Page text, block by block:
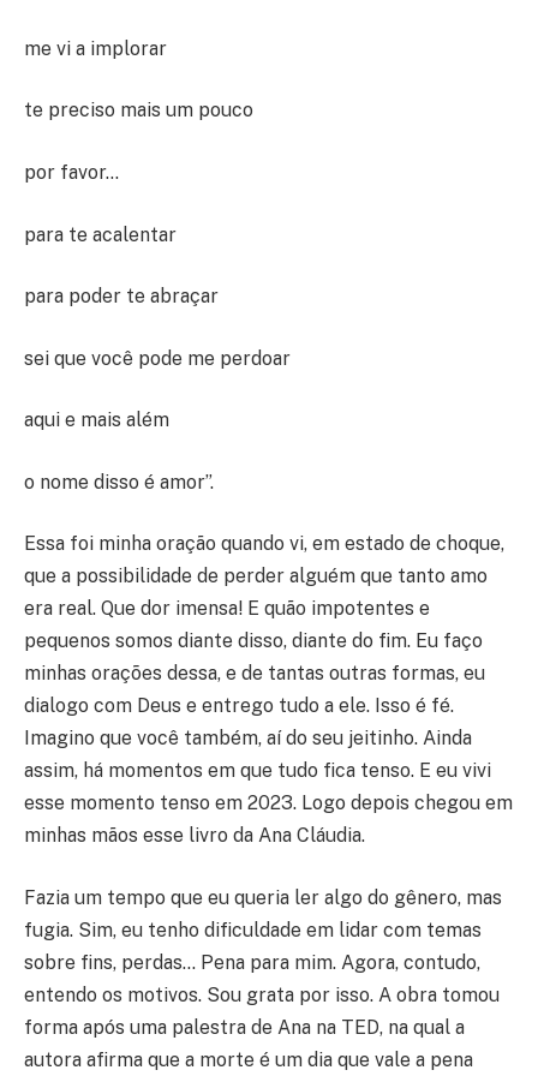
me vi a implorar
te preciso mais um pouco
por favor…
para te acalentar
para poder te abraçar
sei que você pode me perdoar
aqui e mais além
o nome disso é amor”.
Essa foi minha oração quando vi, em estado de choque,
que a possibilidade de perder alguém que tanto amo
era real. Que dor imensa! E quão impotentes e
pequenos somos diante disso, diante do fim. Eu faço
minhas orações dessa, e de tantas outras formas, eu
dialogo com Deus e entrego tudo a ele. Isso é fé.
Imagino que você também, aí do seu jeitinho. Ainda
assim, há momentos em que tudo fica tenso. E eu vivi
esse momento tenso em 2023. Logo depois chegou em
minhas mãos esse livro da Ana Cláudia.
Fazia um tempo que eu queria ler algo do gênero, mas
fugia. Sim, eu tenho dificuldade em lidar com temas
sobre fins, perdas… Pena para mim. Agora, contudo,
entendo os motivos. Sou grata por isso. A obra tomou
forma após uma palestra de Ana na TED, na qual a
autora afirma que a morte é um dia que vale a pena